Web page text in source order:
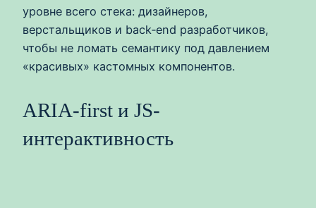
уровне всего стека: дизайнеров,
верстальщиков и back‑end разработчиков,
чтобы не ломать семантику под давлением
«красивых» кастомных компонентов.
ARIA-first и JS-
интерактивность